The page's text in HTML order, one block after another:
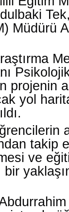
Müdürü
projenin
yol
takip
ve
bir